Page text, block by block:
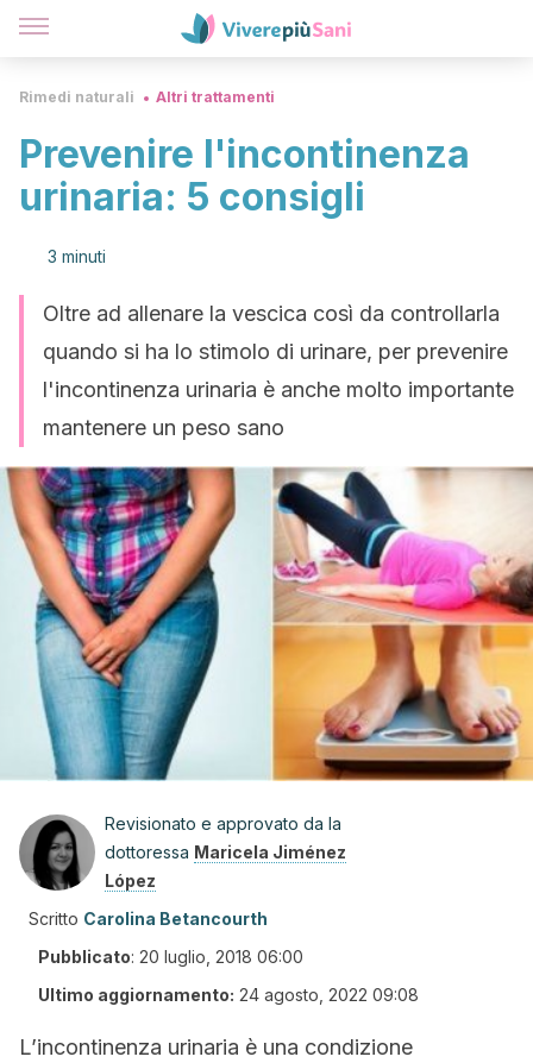
Rimedi naturali Altri trattamenti
Prevenire l'incontinenza
urinaria: 5 consigli
3 minuti
Oltre ad allenare la vescica così da controllarla
quando si ha lo stimolo di urinare, per prevenire
l'incontinenza urinaria è anche molto importante
mantenere un peso sano
Revisionato e approvato da la
dottoressa Maricela Jiménez
López
Scritto Carolina Betancourth
Pubblicato: 20 luglio, 2018 06:00
Ultimo aggiornamento: 24 agosto, 2022 09:08
L’incontinenza urinaria è una condizione